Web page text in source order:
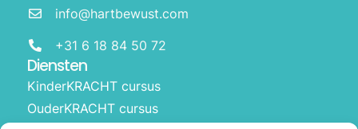
Diensten
KinderKRACHT cursus
OuderKRACHT cursus
info@hartbewust.com
+31 6 18 84 50 72